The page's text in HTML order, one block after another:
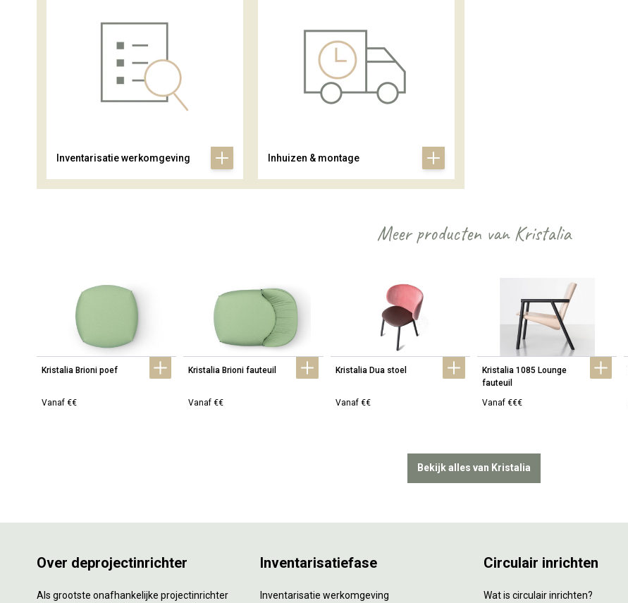
Inventarisatie werkomgeving Inhuizen & montage
Meer producten van Kristalia
Kristalia Brioni poef
Vanaf €€
Kristalia Brioni fauteuil
Vanaf €€
Kristalia Dua stoel
Vanaf €€
Kristalia 1085 Lounge
fauteuil
Vanaf €€€
Bekijk alles van Kristalia
Over deprojectinrichter
Als grootste onafhankelijke projectinrichter
Inventarisatiefase
Inventarisatie werkomgeving
Circulair inrichten
Wat is circulair inrichten?